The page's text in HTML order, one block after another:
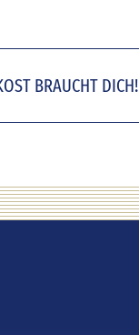
BRAUCHT DICH!